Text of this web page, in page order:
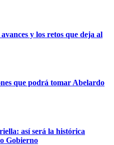
y los retos que deja al
que podrá tomar Abelardo
así será la histórica
Gobierno